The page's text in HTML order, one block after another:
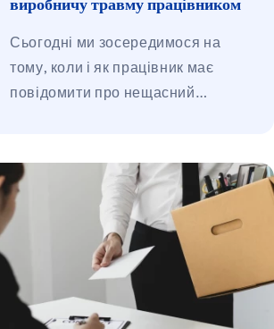
виробничу травму працівником
Сьогодні ми зосередимося на
тому, коли і як працівник має
повідомити про нещасний
строків потрібно дотримуватись і
які наслідки може мати їх
порушення. У цій статті ми
пояснимо все, що вам потрібно
знати про строки повідомлення
про трудовий нещасний випадок
з точки зору ваших прав як